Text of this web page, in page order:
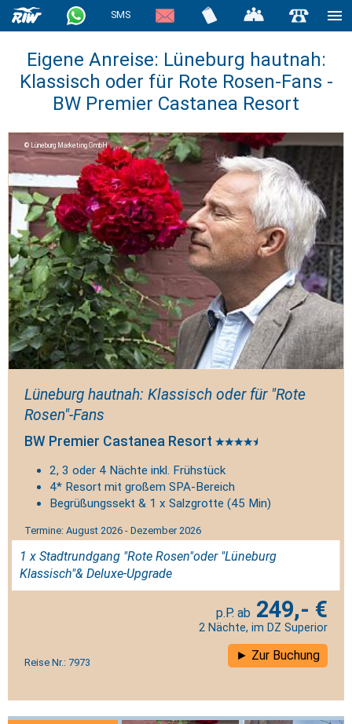
SMS
Eigene Anreise: Lüneburg hautnah:
Klassisch oder für Rote Rosen-Fans -
BW Premier Castanea Resort
Lüneburg Marketing GmbH
Lüneburg hautnah: Klassisch oder für "Rote
Rosen"-Fans
BW Premier Castanea Resort
2, 3 oder 4 Nächte inkl. Frühstück
4* Resort mit großem SPA-Bereich
Begrüßungssekt & 1 x Salzgrotte (45 Min)
Termine: August 2026 - Dezember 2026
1 x Stadtrundgang "Rote Rosen"oder "Lüneburg
Klassisch"& Deluxe-Upgrade
249,- €
2 Nächte, im DZ Superior
Reise Nr.: 7973 Zur Buchung